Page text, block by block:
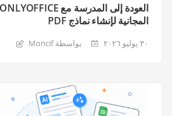
المجانية لإنشاء نماذج PDF
٣٠ يوليو ٢٠٢٦ بواسطة Moncif